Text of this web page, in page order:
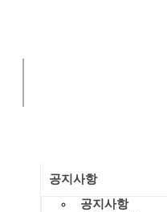
공지사항
공지사항